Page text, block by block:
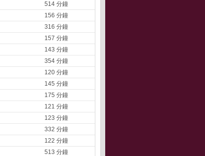
514 分鐘
156 分鐘
316 分鐘
157 分鐘
143 分鐘
354 分鐘
120 分鐘
145 分鐘
175 分鐘
121 分鐘
123 分鐘
332 分鐘
122 分鐘
513 分鐘